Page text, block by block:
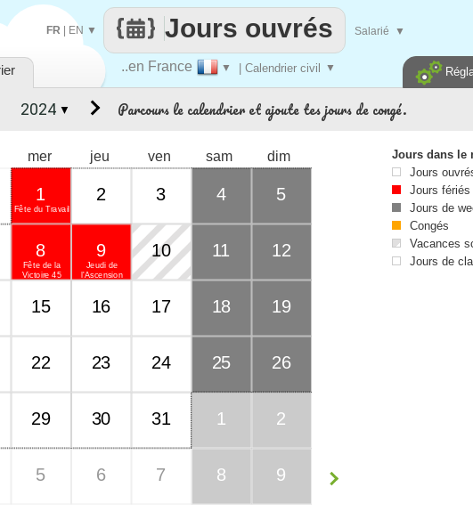
..en France ▼ | Calendrier civil ▼
Jours ouvrés
FR EN ▼ Salarié ▼
Parcours le calendrier et ajoute tes jours de congé.
mer jeu ven sam dim
Fête du Travail
1 2 3 4 5
Fête de la
Victoire 45
8
Jeudi de
l'Ascension
9 10 11 12
15 16 17 18 19
22 23 24 25 26
29 30 31 1 2
5 6 7 8 9
▼
Jours dans le
Jours
Jours fériés
Jours de
Congés
Vacances
Jours de